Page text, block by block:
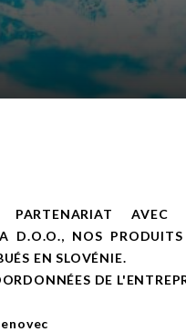
PARTENARIAT AVEC
D.O.O., NOS
EN SLOVÉNIE.
DE